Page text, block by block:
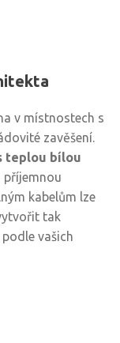
v místnostech s
zavěšení.
teplou bílou
příjemnou
kabelům lze
tak
vašich